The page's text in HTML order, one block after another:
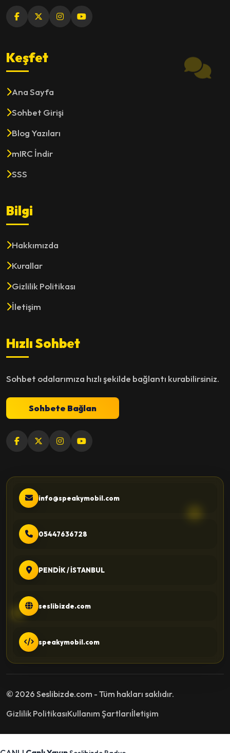
Keşfet
Ana Sayfa
Sohbet Girişi
Blog Yazıları
mIRC İndir
SSS
Bilgi
Hakkımızda
Kurallar
Gizlilik Politikası
İletişim
Hızlı Sohbet
Sohbet odalarımıza hızlı şekilde bağlantı kurabilirsiniz.
Sohbete Bağlan
info@speakymobil.com
05447636728
PENDİK / İSTANBUL
seslibizde.com
speakymobil.com
© 2026 Seslibizde.com - Tüm hakları saklıdır.
Gizlilik PolitikasıKullanım Şartlarıİletişim